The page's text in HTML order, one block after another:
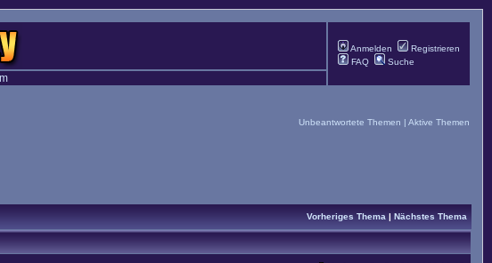
Anmelden
Registrieren
FAQ
Suche
Unbeantwortete Themen | Aktive Themen
Vorheriges Thema | Nächstes Thema